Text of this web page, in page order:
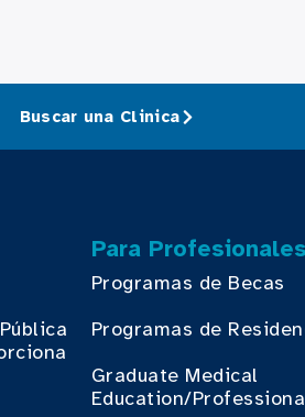
Buscar una Clinica
Para
Programas de Becas
Programas de
Graduate Medical
Education/